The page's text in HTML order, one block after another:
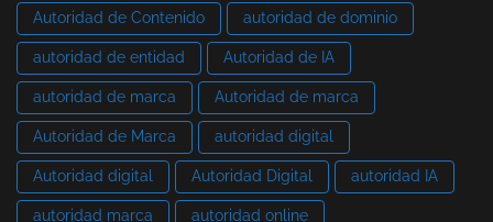
Autoridad de Contenido autoridad de dominio
autoridad de entidad Autoridad de IA
autoridad de marca Autoridad de marca
Autoridad de Marca autoridad digital
Autoridad digital Autoridad Digital autoridad IA
autoridad marca autoridad online